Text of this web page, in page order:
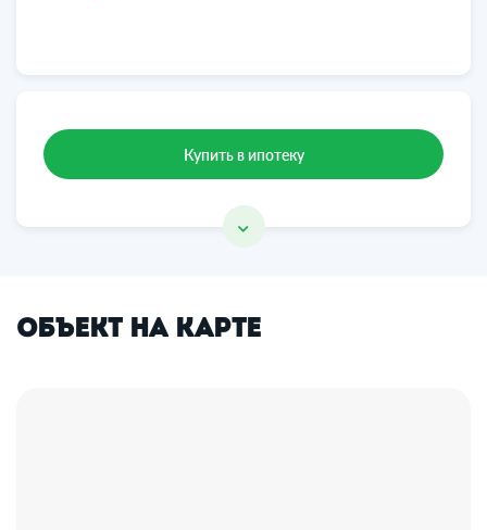
Купить в ипотеку
Объект на карте